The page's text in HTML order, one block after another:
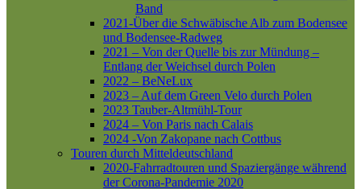
Band
2021-Über die Schwäbische Alb zum Bodensee
und Bodensee-Radweg
2021 – Von der Quelle bis zur Mündung –
Entlang der Weichsel durch Polen
2022 – BeNeLux
2023 – Auf dem Green Velo durch Polen
2023 Tauber-Altmühl-Tour
2024 – Von Paris nach Calais
2024 -Von Zakopane nach Cottbus
Touren durch Mitteldeutschland
2020-Fahrradtouren und Spaziergänge während
der Corona-Pandemie 2020